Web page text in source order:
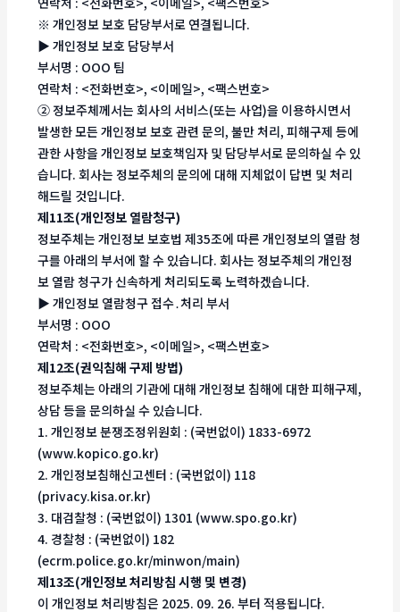
※ 개인정보 보호 담당부서로 연결됩니다.
▶ 개인정보 보호 담당부서
부서명 : OOO 팀
연락처 : <전화번호>, <이메일>, <팩스번호>
② 정보주체께서는 회사의 서비스(또는 사업)을 이용하시면서
발생한 모든 개인정보 보호 관련 문의, 불만 처리, 피해구제 등에
관한 사항을 개인정보 보호책임자 및 담당부서로 문의하실 수 있
습니다. 회사는 정보주체의 문의에 대해 지체없이 답변 및 처리
해드릴 것입니다.
제11조(개인정보 열람청구)
정보주체는 개인정보 보호법 제35조에 따른 개인정보의 열람 청
구를 아래의 부서에 할 수 있습니다. 회사는 정보주체의 개인정
보 열람 청구가 신속하게 처리되도록 노력하겠습니다.
▶ 개인정보 열람청구 접수․처리 부서
부서명 : OOO
연락처 : <전화번호>, <이메일>, <팩스번호>
제12조(권익침해 구제 방법)
정보주체는 아래의 기관에 대해 개인정보 침해에 대한 피해구제,
상담 등을 문의하실 수 있습니다.
1. 개인정보 분쟁조정위원회 : (국번없이) 1833-6972
(www.kopico.go.kr)
2. 개인정보침해신고센터 : (국번없이) 118
(privacy.kisa.or.kr)
3. 대검찰청 : (국번없이) 1301 (www.spo.go.kr)
4. 경찰청 : (국번없이) 182
(ecrm.police.go.kr/minwon/main)
제13조(개인정보 처리방침 시행 및 변경)
이 개인정보 처리방침은 2025. 09. 26. 부터 적용됩니다.